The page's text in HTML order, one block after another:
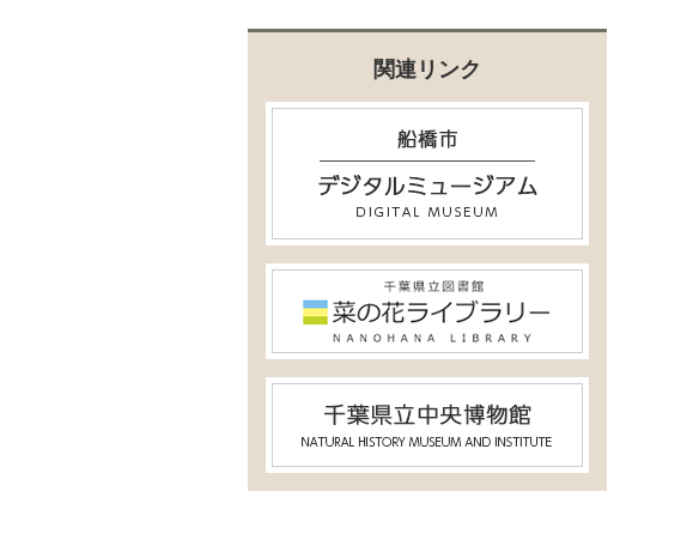
関連リンク